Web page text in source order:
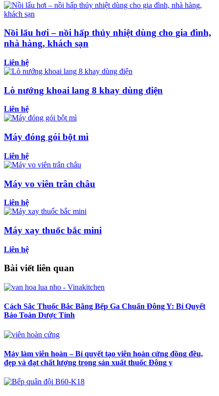
Nồi lẩu hơi – nồi hấp thủy nhiệt dùng cho gia đình,
nhà hàng, khách sạn
Liên hệ
Lò nướng khoai lang 8 khay dùng điện
Liên hệ
Máy đóng gói bột mì
Liên hệ
Máy vo viên trân châu
Liên hệ
Máy xay thuốc bắc mini
Liên hệ
Bài viết liên quan
Cách Sắc Thuốc Bắc Bằng Bếp Ga Chuẩn Đông Y: Bí Quyết
Bảo Toàn Dược Tính
Máy làm viên hoàn – Bí quyết tạo viên hoàn cứng đồng đều,
đẹp và đạt chất lượng trong sản xuất thuốc Đông y